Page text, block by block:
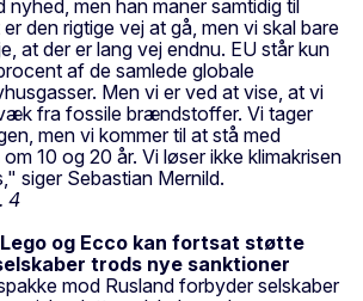
nyhed, men han maner samtidig til
den rigtige vej at gå, men vi skal bare
at der er lang vej endnu. EU står kun
af de samlede globale
Men vi er ved at vise, at vi
fra fossile brændstoffer. Vi tager
men vi kommer til at stå med
10 og 20 år. Vi løser ikke klimakrisen
siger Sebastian Mernild.
4
og Ecco kan fortsat støtte
trods nye sanktioner
mod Rusland forbyder selskaber